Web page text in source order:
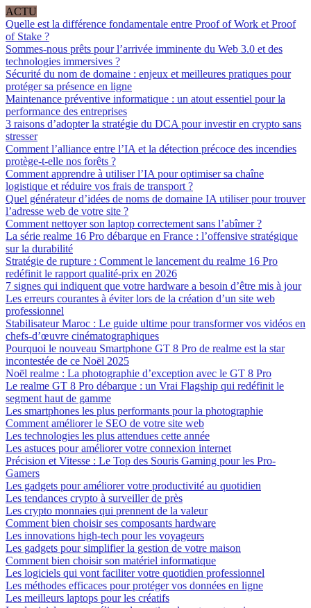
ACTU
Quelle est la différence fondamentale entre Proof of Work et Proof
of Stake ?
Sommes-nous prêts pour l’arrivée imminente du Web 3.0 et des
technologies immersives ?
Sécurité du nom de domaine : enjeux et meilleures pratiques pour
protéger sa présence en ligne
Maintenance préventive informatique : un atout essentiel pour la
performance des entreprises
3 raisons d’adopter la stratégie du DCA pour investir en crypto sans
stresser
Comment l’alliance entre l’IA et la détection précoce des incendies
protège-t-elle nos forêts ?
Comment apprendre à utiliser l’IA pour optimiser sa chaîne
logistique et réduire vos frais de transport ?
Quel générateur d’idées de noms de domaine IA utiliser pour trouver
l’adresse web de votre site ?
Comment nettoyer son laptop correctement sans l’abîmer ?
La série realme 16 Pro débarque en France : l’offensive stratégique
sur la durabilité
Stratégie de rupture : Comment le lancement du realme 16 Pro
redéfinit le rapport qualité-prix en 2026
7 signes qui indiquent que votre hardware a besoin d’être mis à jour
Les erreurs courantes à éviter lors de la création d’un site web
professionnel
Stabilisateur Maroc : Le guide ultime pour transformer vos vidéos en
chefs-d’œuvre cinématographiques
Pourquoi le nouveau Smartphone GT 8 Pro de realme est la star
incontestée de ce Noël 2025
Noël realme : La photographie d’exception avec le GT 8 Pro
Le realme GT 8 Pro débarque : un Vrai Flagship qui redéfinit le
segment haut de gamme
Les smartphones les plus performants pour la photographie
Comment améliorer le SEO de votre site web
Les technologies les plus attendues cette année
Les astuces pour améliorer votre connexion internet
Précision et Vitesse : Le Top des Souris Gaming pour les Pro-
Gamers
Les gadgets pour améliorer votre productivité au quotidien
Les tendances crypto à surveiller de près
Les crypto monnaies qui prennent de la valeur
Comment bien choisir ses composants hardware
Les innovations high-tech pour les voyageurs
Les gadgets pour simplifier la gestion de votre maison
Comment bien choisir son matériel informatique
Les logiciels qui vont faciliter votre quotidien professionnel
Les méthodes efficaces pour protéger vos données en ligne
Les meilleurs laptops pour les créatifs